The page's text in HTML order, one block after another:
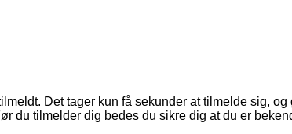
Det tager kun få sekunder at tilmelde sig,
du tilmelder dig bedes du sikre dig at du er